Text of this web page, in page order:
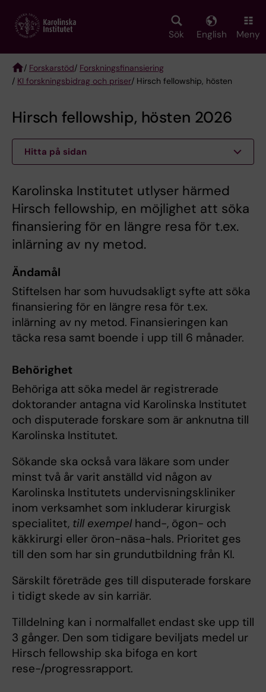
main
Sök English Meny
Breadcrumb
/ Forskarstöd/ Forskningsfinansiering
/ KI forskningsbidrag och priser/ Hirsch fellowship, hösten
Hirsch fellowship, hösten 2026
Hitta på sidan
Karolinska Institutet utlyser härmed
Hirsch fellowship, en möjlighet att söka
finansiering för en längre resa för t.ex.
inlärning av ny metod.
Ändamål
Stiftelsen har som huvudsakligt syfte att söka
finansiering för en längre resa för t.ex.
inlärning av ny metod. Finansieringen kan
täcka resa samt boende i upp till 6 månader.
Behörighet
Behöriga att söka medel är registrerade
doktorander antagna vid Karolinska Institutet
och disputerade forskare som är anknutna till
Karolinska Institutet.
Sökande ska också vara läkare som under
minst två år varit anställd vid någon av
Karolinska Institutets undervisningskliniker
inom verksamhet som inkluderar kirurgisk
specialitet, till exempel hand-, ögon- och
käkkirurgi eller öron-näsa-hals. Prioritet ges
till den som har sin grundutbildning från KI.
Särskilt företräde ges till disputerade forskare
i tidigt skede av sin karriär.
Tilldelning kan i normalfallet endast ske upp till
3 gånger. Den som tidigare beviljats medel ur
Hirsch fellowship ska bifoga en kort
rese-/progressrapport.